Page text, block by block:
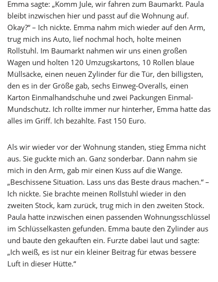
Emma sagte: „Komm Jule, wir fahren zum Baumarkt. Paula
bleibt inzwischen hier und passt auf die Wohnung auf.
Okay?“ – Ich nickte. Emma nahm mich wieder auf den Arm,
trug mich ins Auto, lief nochmal hoch, holte meinen
Rollstuhl. Im Baumarkt nahmen wir uns einen großen
Wagen und holten 120 Umzugskartons, 10 Rollen blaue
Müllsäcke, einen neuen Zylinder für die Tür, den billigsten,
den es in der Größe gab, sechs Einweg-Overalls, einen
Karton Einmalhandschuhe und zwei Packungen Einmal-
Mundschutz. Ich rollte immer nur hinterher, Emma hatte das
alles im Griff. Ich bezahlte. Fast 150 Euro.
Als wir wieder vor der Wohnung standen, stieg Emma nicht
aus. Sie guckte mich an. Ganz sonderbar. Dann nahm sie
mich in den Arm, gab mir einen Kuss auf die Wange.
„Beschissene Situation. Lass uns das Beste draus machen.“ –
Ich nickte. Sie brachte meinen Rollstuhl wieder in den
zweiten Stock, kam zurück, trug mich in den zweiten Stock.
Paula hatte inzwischen einen passenden Wohnungsschlüssel
im Schlüsselkasten gefunden. Emma baute den Zylinder aus
und baute den gekauften ein. Furzte dabei laut und sagte:
„Ich weiß, es ist nur ein kleiner Beitrag für etwas bessere
Luft in dieser Hütte.“